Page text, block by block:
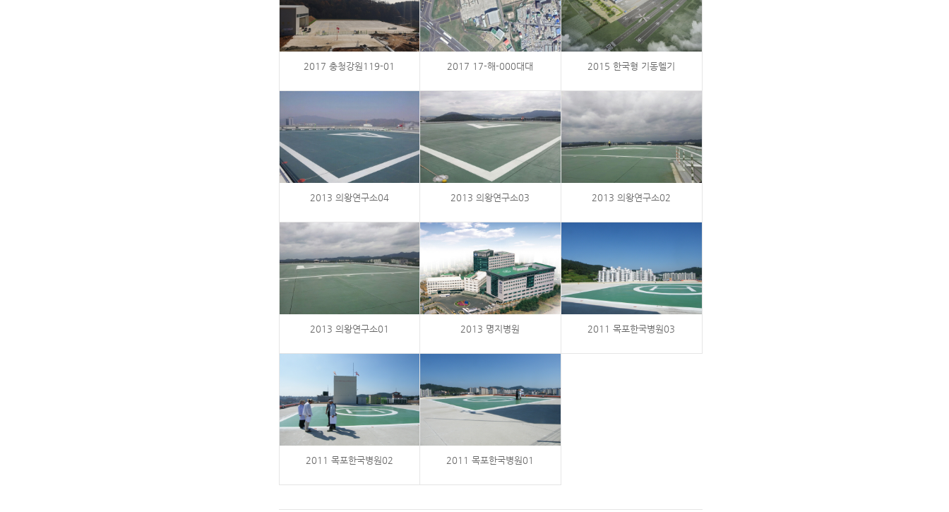
2017 충청강원119-01 2017 17-해-000대대 2015 한국형 기동헬기
2013 의왕연구소04 2013 의왕연구소03 2013 의왕연구소02
2013 의왕연구소01 2013 명지병원 2011 목포한국병원03
2011 목포한국병원02 2011 목포한국병원01